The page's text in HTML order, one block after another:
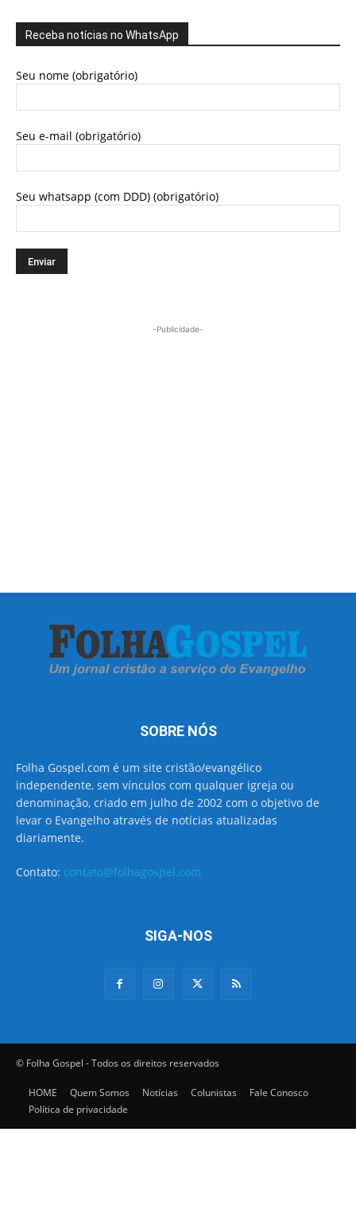
Receba notícias no WhatsApp
Seu nome (obrigatório)
Seu e-mail (obrigatório)
Seu whatsapp (com DDD) (obrigatório)
-Publicidade-
SOBRE NÓS
Folha Gospel.com é um site cristão/evangélico
independente, sem vínculos com qualquer igreja ou
denominação, criado em julho de 2002 com o objetivo de
levar o Evangelho através de notícias atualizadas
diariamente.
Contato: contato@folhagospel.com
SIGA-NOS
© Folha Gospel - Todos os direitos reservados
HOME Quem Somos Notícias Colunistas
Fale Conosco
Política de privacidade